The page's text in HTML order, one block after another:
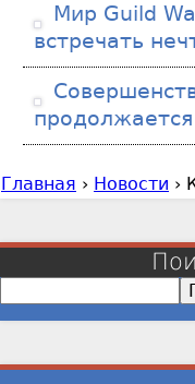
Мир Guild
встречать
продолжается
В
д
е
ь
Главная › Новости ›
о
с